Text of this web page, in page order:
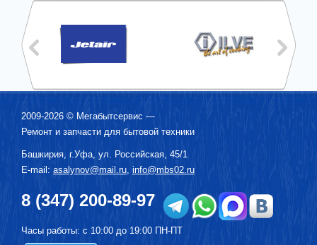
2009-2026 © Мегабытсервис —
Ремонт и запчасти для бытовой техники
Башкирия, г.Уфа, ул. Российская, 45/1
E-mail: asalynov@mail.ru, info@mbs02.ru
8 (347) 200-89-97
Часы работы: с 10:00 до 19:00 ПН-ПТ